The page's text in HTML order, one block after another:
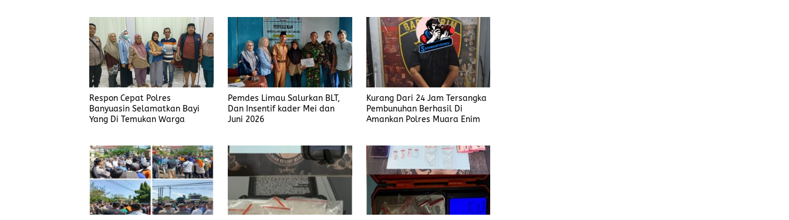
Respon Cepat Polres
Banyuasin Selamatkan Bayi
Yang Di Temukan Warga
Pemdes Limau Salurkan BLT,
Dan Insentif kader Mei dan
Juni 2026
Kurang Dari 24 Jam Tersangka
Pembunuhan Berhasil Di
Amankan Polres Muara Enim